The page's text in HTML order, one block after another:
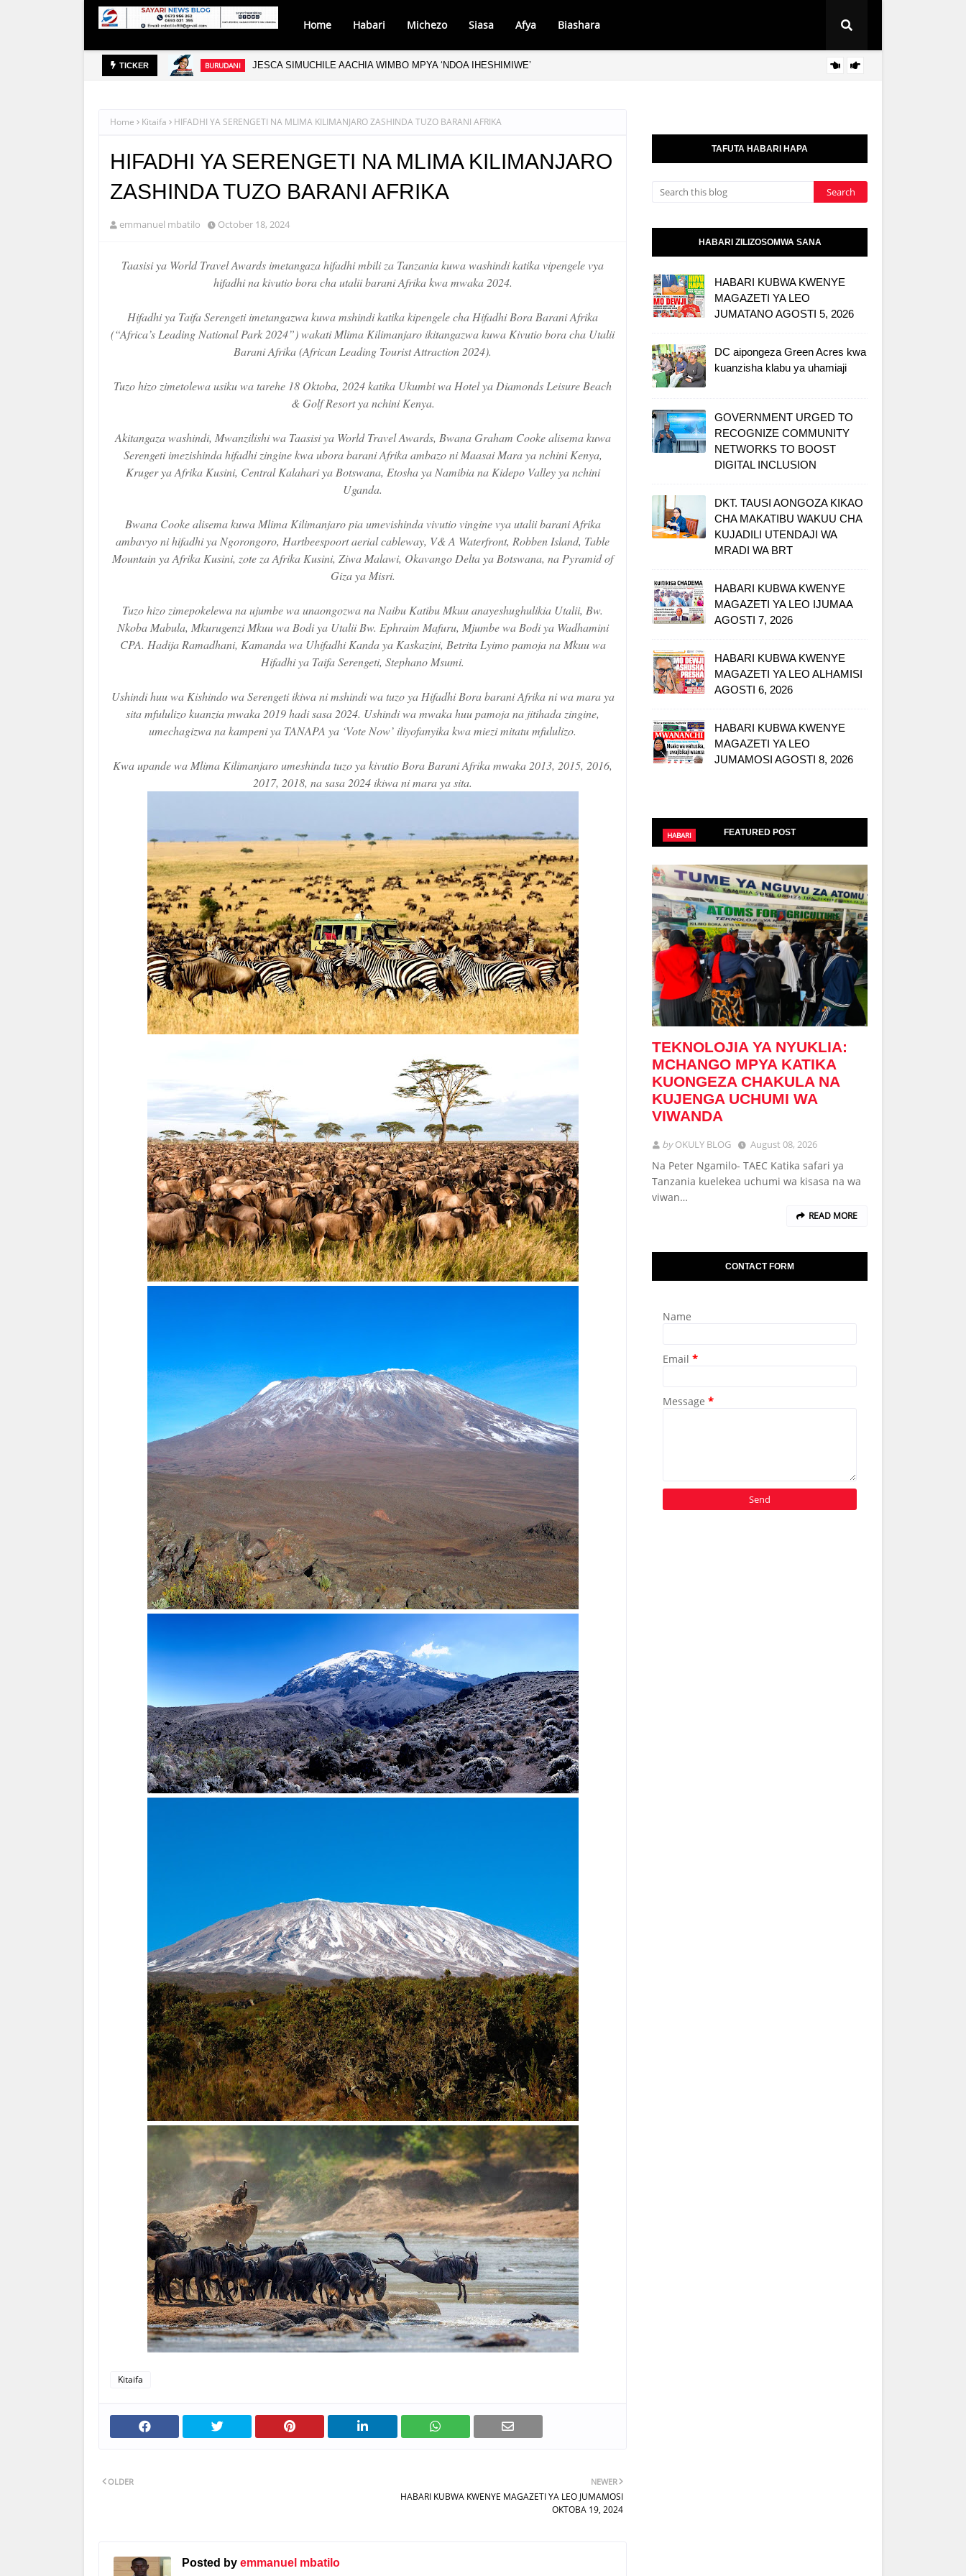
Home Habari Michezo Siasa Afya Biashara
TICKER BURUDANI JESCA SIMUCHILE AACHIA WIMBO MPYA ‘NDOA IHESHIMIWE’
Home Kitaifa HIFADHI YA SERENGETI NA MLIMA KILIMANJARO ZASHINDA TUZO BARANI AFRIKA
HIFADHI YA SERENGETI NA MLIMA KILIMANJARO
ZASHINDA TUZO BARANI AFRIKA
emmanuel mbatilo October 18, 2024
Taasisi ya World Travel Awards imetangaza hifadhi mbili za Tanzania kuwa washindi katika vipengele vya
hifadhi na kivutio bora cha utalii barani Afrika kwa mwaka 2024.
Hifadhi ya Taifa Serengeti imetangazwa kuwa mshindi katika kipengele cha Hifadhi Bora Barani Afrika
(“Africa’s Leading National Park 2024”) wakati Mlima Kilimanjaro ikitangazwa kuwa Kivutio bora cha Utalii
Barani Afrika (African Leading Tourist Attraction 2024).
Tuzo hizo zimetolewa usiku wa tarehe 18 Oktoba, 2024 katika Ukumbi wa Hotel ya Diamonds Leisure Beach
& Golf Resort ya nchini Kenya.
Akitangaza washindi, Mwanzilishi wa Taasisi ya World Travel Awards, Bwana Graham Cooke alisema kuwa
Serengeti imezishinda hifadhi zingine kwa ubora barani Afrika ambazo ni Maasai Mara ya nchini Kenya,
Kruger ya Afrika Kusini, Central Kalahari ya Botswana, Etosha ya Namibia na Kidepo Valley ya nchini
Uganda.
Bwana Cooke alisema kuwa Mlima Kilimanjaro pia umevishinda vivutio vingine vya utalii barani Afrika
ambavyo ni hifadhi ya Ngorongoro, Hartbeespoort aerial cableway, V& A Waterfront, Robben Island, Table
Mountain ya Afrika Kusini, zote za Afrika Kusini, Ziwa Malawi, Okavango Delta ya Botswana, na Pyramid of
Giza ya Misri.
Tuzo hizo zimepokelewa na ujumbe wa unaongozwa na Naibu Katibu Mkuu anayeshughulikia Utalii, Bw.
Nkoba Mabula, Mkurugenzi Mkuu wa Bodi ya Utalii Bw. Ephraim Mafuru, Mjumbe wa Bodi ya Wadhamini
CPA. Hadija Ramadhani, Kamanda wa Uhifadhi Kanda ya Kaskazini, Betrita Lyimo pamoja na Mkuu wa
Hifadhi ya Taifa Serengeti, Stephano Msumi.
Ushindi huu wa Kishindo wa Serengeti ikiwa ni mshindi wa tuzo ya Hifadhi Bora barani Afrika ni wa mara ya
sita mfululizo kuanzia mwaka 2019 hadi sasa 2024. Ushindi wa mwaka huu pamoja na jitihada zingine,
umechagizwa na kampeni ya TANAPA ya ‘Vote Now’ iliyofanyika kwa miezi mitatu mfululizo.
Kwa upande wa Mlima Kilimanjaro umeshinda tuzo ya kivutio Bora Barani Afrika mwaka 2013, 2015, 2016,
2017, 2018, na sasa 2024 ikiwa ni mara ya sita.
Kitaifa
NEWER
HABARI KUBWA KWENYE MAGAZETI YA LEO JUMAMOSI
OKTOBA 19, 2024
OLDER
Posted by emmanuel mbatilo
TAFUTA HABARI HAPA
HABARI ZILIZOSOMWA SANA
HABARI KUBWA KWENYE
MAGAZETI YA LEO
JUMATANO AGOSTI 5, 2026
DC aipongeza Green Acres kwa
kuanzisha klabu ya uhamiaji
GOVERNMENT URGED TO
RECOGNIZE COMMUNITY
NETWORKS TO BOOST
DIGITAL INCLUSION
DKT. TAUSI AONGOZA KIKAO
CHA MAKATIBU WAKUU CHA
KUJADILI UTENDAJI WA
MRADI WA BRT
HABARI KUBWA KWENYE
MAGAZETI YA LEO IJUMAA
AGOSTI 7, 2026
HABARI KUBWA KWENYE
MAGAZETI YA LEO ALHAMISI
AGOSTI 6, 2026
HABARI KUBWA KWENYE
MAGAZETI YA LEO
JUMAMOSI AGOSTI 8, 2026
FEATURED POST
HABARI
TEKNOLOJIA YA NYUKLIA:
MCHANGO MPYA KATIKA
KUONGEZA CHAKULA NA
KUJENGA UCHUMI WA
VIWANDA
byOKULY BLOG August 08, 2026
Na Peter Ngamilo- TAEC Katika safari ya
Tanzania kuelekea uchumi wa kisasa na wa
viwan…
READ MORE
CONTACT FORM
Name
Email *
Message *